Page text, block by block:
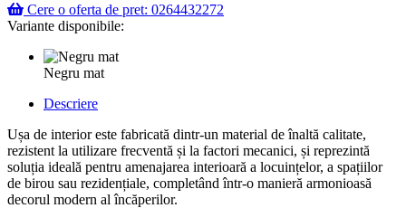
Cere o oferta de pret: 0264432272
Variante disponibile:
Negru mat
Descriere
Ușa de interior este fabricată dintr-un material de înaltă calitate,
rezistent la utilizare frecventă și la factori mecanici, și reprezintă
soluția ideală pentru amenajarea interioară a locuințelor, a spațiilor
de birou sau rezidențiale, completând într-o manieră armonioasă
decorul modern al încăperilor.